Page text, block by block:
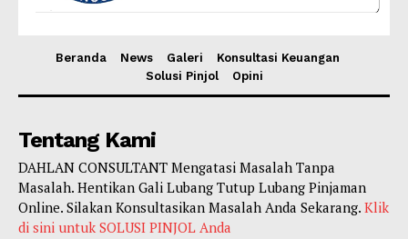
Beranda News Galeri
Konsultasi Keuangan
Solusi Pinjol
Opini
Tentang Kami
DAHLAN CONSULTANT Mengatasi Masalah Tanpa
Masalah. Hentikan Gali Lubang Tutup Lubang Pinjaman
Online. Silakan Konsultasikan Masalah Anda Sekarang. Klik
di sini untuk SOLUSI PINJOL Anda